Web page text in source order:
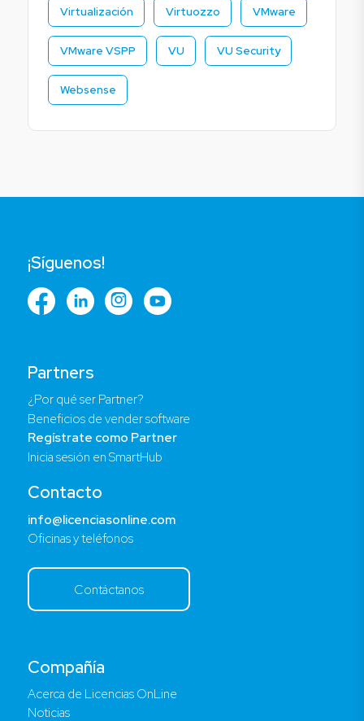
Virtualización Virtuozzo VMware
VMware VSPP VU VU Security
Websense
Compañía
Acerca de Licencias OnLine
Noticias
Partners
¿Por qué ser Partner?
Beneficios de vender software
Regístrate como Partner
Inicia sesión en SmartHub
Contacto
info@licenciasonline.com
Oficinas y teléfonos
Contáctanos
¡Síguenos!